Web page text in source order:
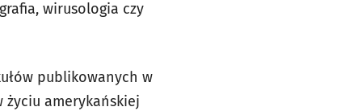
wirusologia czy
publikowanych w
życiu amerykańskiej